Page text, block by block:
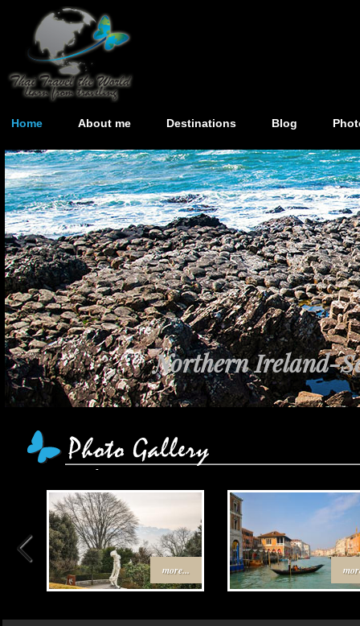
Home About me Destinations Blog
Northern Ireland-
more...